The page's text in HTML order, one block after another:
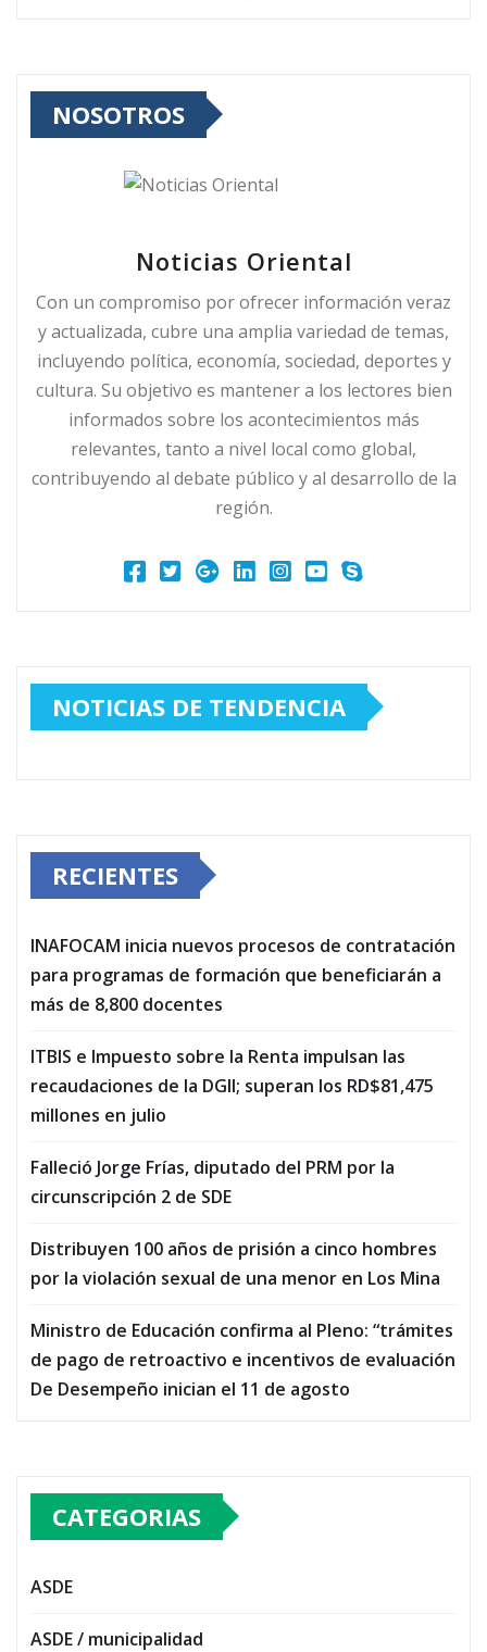
NOSOTROS
Noticias Oriental
Con un compromiso por ofrecer información veraz
y actualizada, cubre una amplia variedad de temas,
incluyendo política, economía, sociedad, deportes y
cultura. Su objetivo es mantener a los lectores bien
informados sobre los acontecimientos más
relevantes, tanto a nivel local como global,
contribuyendo al debate público y al desarrollo de la
región.
NOTICIAS DE TENDENCIA
RECIENTES
INAFOCAM inicia nuevos procesos de contratación
para programas de formación que beneficiarán a
más de 8,800 docentes
ITBIS e Impuesto sobre la Renta impulsan las
recaudaciones de la DGII; superan los RD$81,475
millones en julio
Falleció Jorge Frías, diputado del PRM por la
circunscripción 2 de SDE
Distribuyen 100 años de prisión a cinco hombres
por la violación sexual de una menor en Los Mina
Ministro de Educación confirma al Pleno: “trámites
de pago de retroactivo e incentivos de evaluación
De Desempeño inician el 11 de agosto
CATEGORIAS
ASDE
ASDE / municipalidad